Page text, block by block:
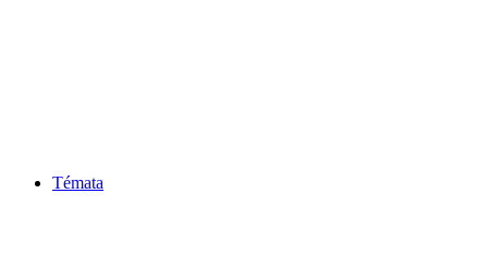
Témata